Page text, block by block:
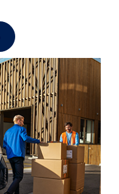
TILBEHØR
RESERVEDELE
NYHEDER
OM OS
JOB OG